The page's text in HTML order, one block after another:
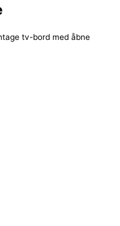
tv-bord med åbne